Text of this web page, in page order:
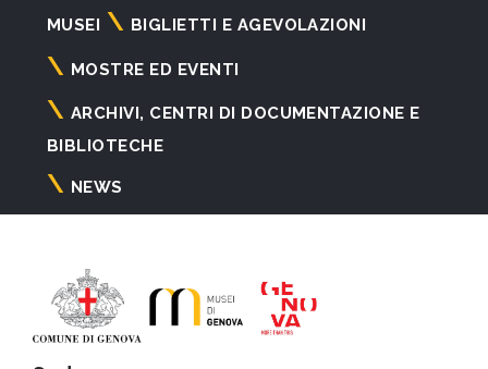
Navigazione
principale
MUSEI BIGLIETTI E AGEVOLAZIONI
MOSTRE ED EVENTI
ARCHIVI, CENTRI DI DOCUMENTAZIONE E
BIBLIOTECHE
NEWS